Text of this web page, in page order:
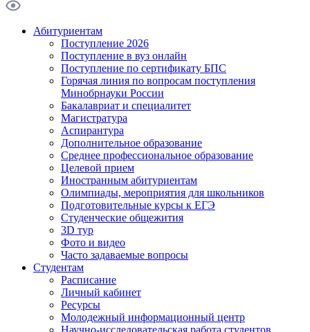
Абитуриентам
Поступление 2026
Поступление в вуз онлайн
Поступление по сертификату БПС
Горячая линия по вопросам поступления
Минобрнауки России
Бакалавриат и специалитет
Магистратура
Аспирантура
Дополнительное образование
Среднее профессиональное образование
Целевой прием
Иностранным абитуриентам
Олимпиады, мероприятия для школьников
Подготовительные курсы к ЕГЭ
Студенческие общежития
3D тур
Фото и видео
Часто задаваемые вопросы
Студентам
Расписание
Личный кабинет
Ресурсы
Молодежный информационный центр
Научно-исследовательская работа студентов